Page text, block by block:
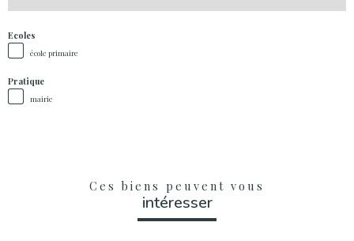
Ecoles
école primaire
Pratique
mairie
Ces biens peuvent vous
intéresser